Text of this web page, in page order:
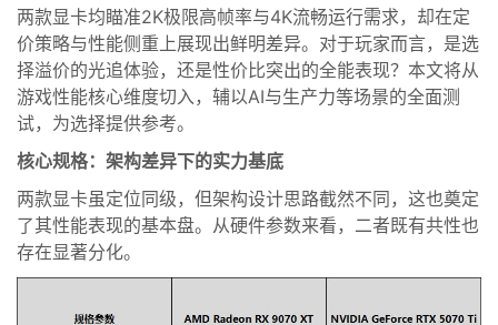
两款显卡均瞄准2K极限高帧率与4K流畅运行需求，却在定
价策略与性能侧重上展现出鲜明差异。对于玩家而言，是选
择溢价的光追体验，还是性价比突出的全能表现？本文将从
游戏性能核心维度切入，辅以AI与生产力等场景的全面测
试，为选择提供参考。
核心规格：架构差异下的实力基底
两款显卡虽定位同级，但架构设计思路截然不同，这也奠定
了其性能表现的基本盘。从硬件参数来看，二者既有共性也
存在显著分化。